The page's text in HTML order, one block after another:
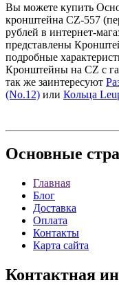
Вы можете купить
кронштейна CZ-557
рублей в интернет-
представлены
подробные
Кронштейны на CZ с
так же заинтересуют
(No.12) или Кольца
Основные
Главная
Блог
Доставка
Оплата
Контакты
Карта сайта
Контактная